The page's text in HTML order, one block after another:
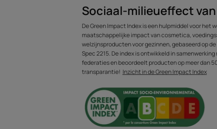
Dit
René
formule,
bolletjes
Sociaal-milieueffect
De Green Impact Index is een hulpmiddel voor het
maatschappelijke impact van cosmetica,
welzijnsproducten voor gezinnen, gebaseerd op
Spec 2215. De index is ontwikkeld in
federaties en beoordeelt producten op meer dan
transparantie! Inzicht in de Green Impact Index